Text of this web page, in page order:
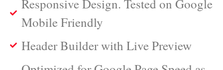
Responsive Design. Tested on Google
Mobile Friendly
Header Builder with Live Preview